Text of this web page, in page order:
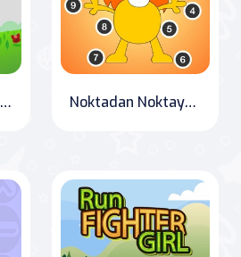
Sevimli Dünya'nın Evcil Hayvanları Noktadan Noktaya Mutlu Hayvanlar